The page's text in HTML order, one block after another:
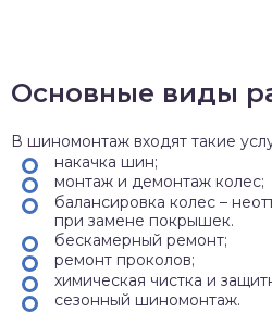
Основные виды
В шиномонтаж входят такие
накачка шин;
монтаж и демонтаж колес;
балансировка колес –
при замене покрышек.
бескамерный ремонт;
ремонт проколов;
химическая чистка и
сезонный шиномонтаж.